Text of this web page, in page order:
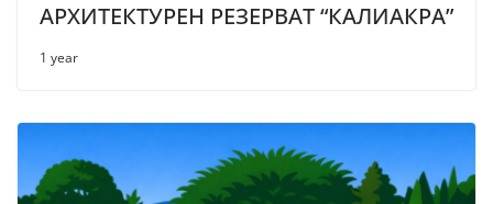
АРХИТЕКТУРЕН РЕЗЕРВАТ “КАЛИАКРА”
1 year